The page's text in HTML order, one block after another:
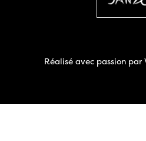
Réalisé avec passion par